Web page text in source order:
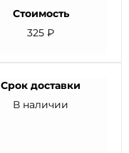
Стоимость
325 ₽
Срок доставки
В наличии